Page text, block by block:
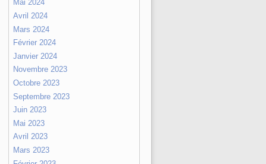
Mai 2024
Avril 2024
Mars 2024
Février 2024
Janvier 2024
Novembre 2023
Octobre 2023
Septembre 2023
Juin 2023
Mai 2023
Avril 2023
Mars 2023